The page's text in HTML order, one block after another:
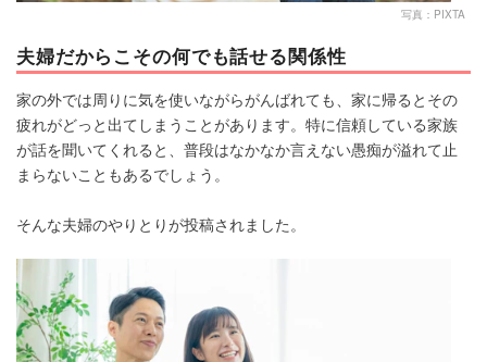
写真：PIXTA
夫婦だからこその何でも話せる関係性
家の外では周りに気を使いながらがんばれても、家に帰るとその
疲れがどっと出てしまうことがあります。特に信頼している家族
が話を聞いてくれると、普段はなかなか言えない愚痴が溢れて止
まらないこともあるでしょう。
そんな夫婦のやりとりが投稿されました。